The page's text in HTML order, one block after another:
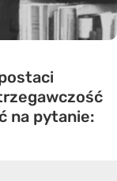
na pytanie: